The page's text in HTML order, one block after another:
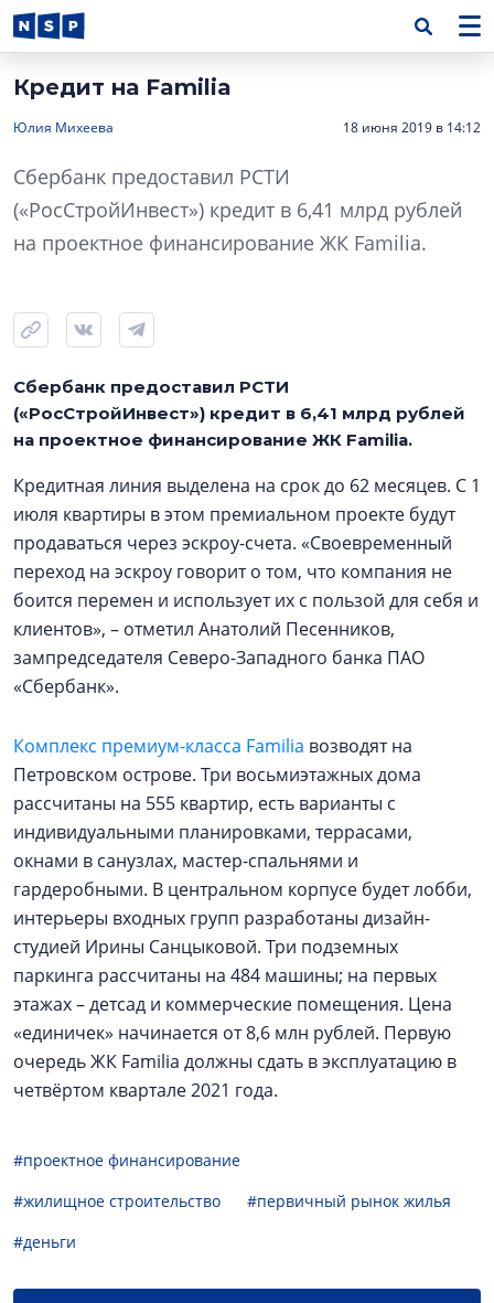
Кредит на Familia
Юлия Михеева 18 июня 2019 в 14:12
Сбербанк предоставил РСТИ
(«РосСтройИнвест») кредит в 6,41 млрд рублей
на проектное финансирование ЖК Familia.
Сбербанк предоставил РСТИ
(«РосСтройИнвест») кредит в 6,41 млрд рублей
на проектное финансирование ЖК Familia.
Кредитная линия выделена на срок до 62 месяцев. С 1
июля квартиры в этом премиальном проекте будут
продаваться через эскроу-счета. «Своевременный
переход на эскроу говорит о том, что компания не
боится перемен и использует их с пользой для себя и
клиентов», – отметил Анатолий Песенников,
зампредседателя Северо-Западного банка ПАО
«Сбербанк».
Комплекс премиум-класса Familia возводят на
Петровском острове. Три восьмиэтажных дома
рассчитаны на 555 квартир, есть варианты с
индивидуальными планировками, террасами,
окнами в санузлах, мастер-спальнями и
гардеробными. В центральном корпусе будет лобби,
интерьеры входных групп разработаны дизайн-
студией Ирины Санцыковой. Три подземных
паркинга рассчитаны на 484 машины; на первых
этажах – детсад и коммерческие помещения. Цена
«единичек» начинается от 8,6 млн рублей. Первую
очередь ЖК Familia должны сдать в эксплуатацию в
четвёртом квартале 2021 года.
#проектное финансирование
#жилищное строительство
#первичный рынок жилья
#деньги